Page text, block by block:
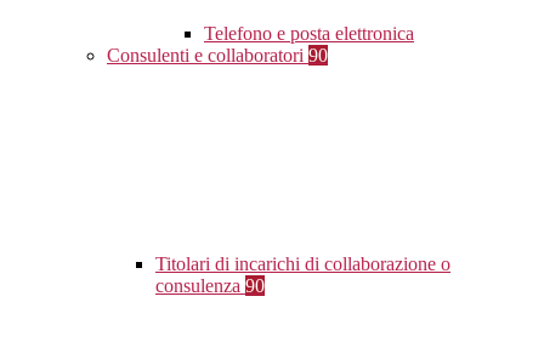
Telefono e posta elettronica
Consulenti e collaboratori 90
Titolari di incarichi di collaborazione o
consulenza 90